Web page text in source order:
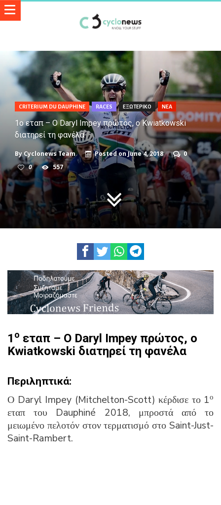
CRITERIUM DU DAUPHINE RACES ΕΞΩΤΕΡΙΚΟ ΝΕΑ
1ο εταπ – Ο Daryl Impey πρώτος, ο Kwiatkowski
διατηρεί τη φανέλα
By Cyclonews Team Posted onJune 4, 2018
0
0
557
1 ο εταπ – Ο Daryl Impey πρώτος, ο
Kwiatkowski διατηρεί τη φανέλα
Περιληπτικά:
Ο Daryl Impey (Mitchelton-Scott) κέρδισε το 1ο
εταπ του Dauphiné 2018, μπροστά από το
μειωμένο πελοτόν στον τερματισμό στο Saint-Just-
Saint-Rambert.